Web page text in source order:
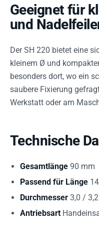
Geeignet für
und
Der SH 220 bietet eine
kleinem Ø und
besonders dort, wo ein
saubere Fixierung
Werkstatt oder am
Technische
Gesamtlänge 90 mm
Passend für Länge
Durchmesser 3,0 /
Antriebsart